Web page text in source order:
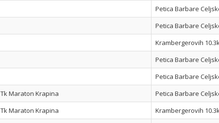
Petica Barbare
Petica Barbare
Krambergerovih
Petica Barbare
Petica Barbare
Tk Maraton Krapina
Petica Barbare
Tk Maraton Krapina Krambergerovih